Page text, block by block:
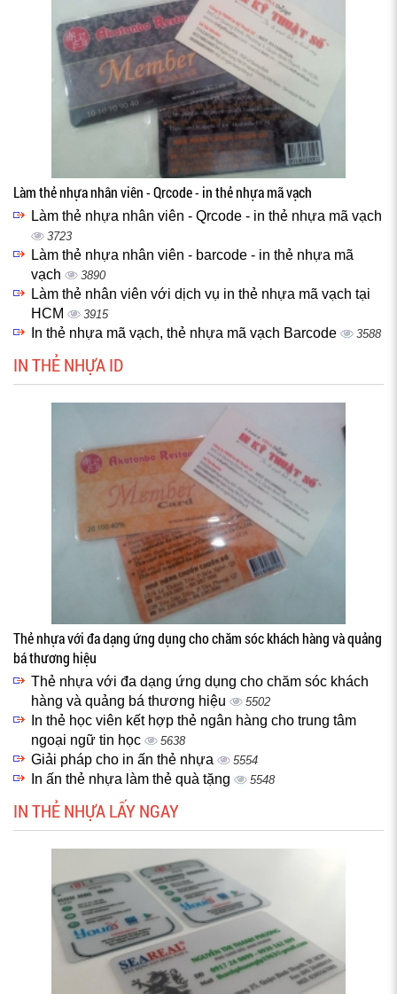
Làm thẻ nhựa nhân viên - Qrcode - in thẻ nhựa mã vạch
Làm thẻ nhựa nhân viên - Qrcode - in thẻ nhựa mã vạch
3723
Làm thẻ nhựa nhân viên - barcode - in thẻ nhựa mã
vạch
3890
Làm thẻ nhân viên với dịch vụ in thẻ nhựa mã vạch tại
HCM
3915
In thẻ nhựa mã vạch, thẻ nhựa mã vạch Barcode 3588
IN THẺ NHỰA ID
Thẻ nhựa với đa dạng ứng dụng cho chăm sóc khách hàng và quảng
bá thương hiệu
Thẻ nhựa với đa dạng ứng dụng cho chăm sóc khách
hàng và quảng bá thương hiệu
5502
In thẻ học viên kết hợp thẻ ngân hàng cho trung tâm
ngoại ngữ tin học
5638
Giải pháp cho in ấn thẻ nhựa 5554
In ấn thẻ nhựa làm thẻ quà tặng 5548
IN THẺ NHỰA LẤY NGAY